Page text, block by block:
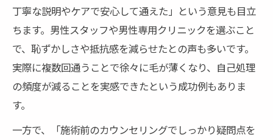
丁寧な説明やケアで安心して通えた」という意見も目立
ちます。男性スタッフや男性専用クリニックを選ぶこと
で、恥ずかしさや抵抗感を減らせたとの声も多いです。
実際に複数回通うことで徐々に毛が薄くなり、自己処理
の頻度が減ることを実感できたという成功例もありま
す。
一方で、「施術前のカウンセリングでしっかり疑問点を